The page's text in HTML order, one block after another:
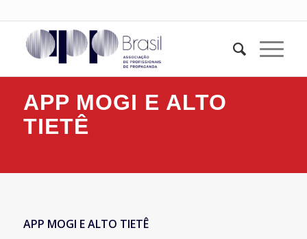
APP MOGI E ALTO
TIETÊ
APP MOGI E ALTO TIETÊ